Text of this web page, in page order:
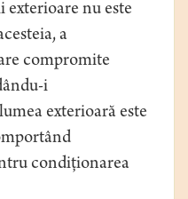
nu este
a
compromite
i
exterioară este
condiționarea